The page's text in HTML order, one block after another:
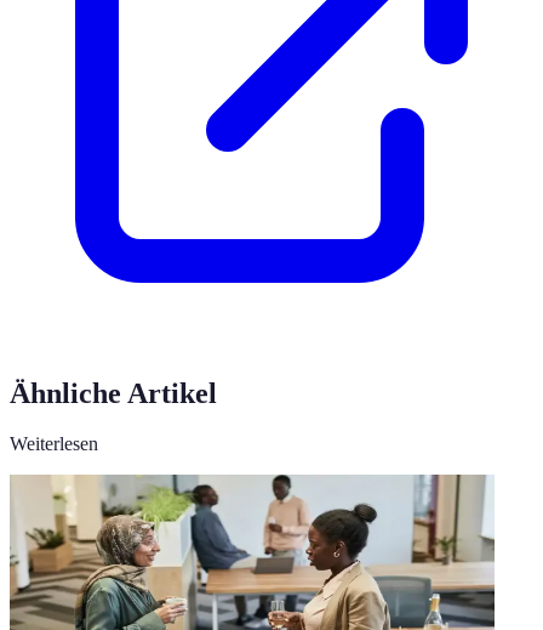
Ähnliche Artikel
Weiterlesen